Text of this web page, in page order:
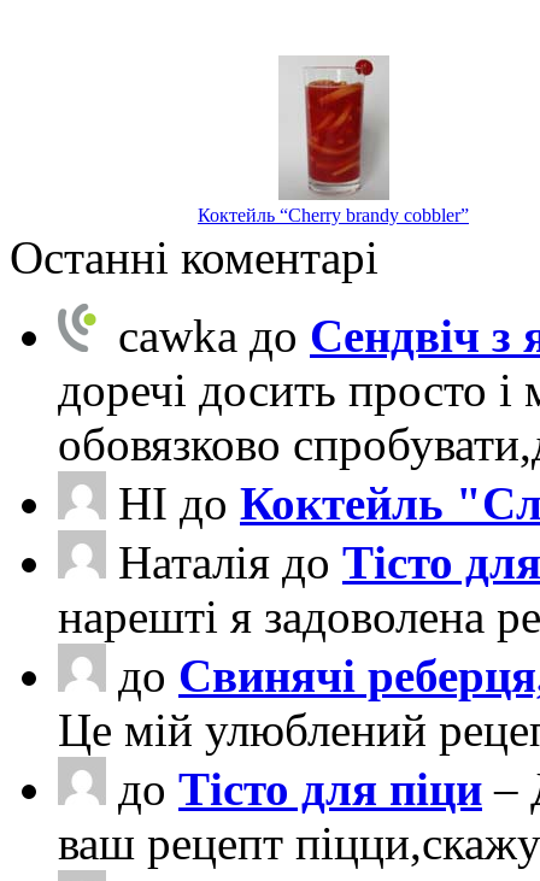
Коктейль “Cherry brandy cobbler”
Останні коментарі
cawka до Сендвіч з
доречі досить просто
обовязково
НІ до Коктейль
Наталія до Тісто
нарешті я задоволена
до Свинячі
Це мій улюблений
до Тісто для піци –
ваш рецепт